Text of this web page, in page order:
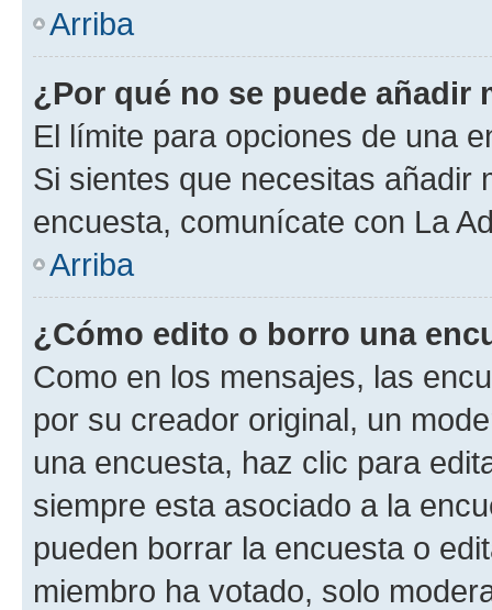
Arriba
¿Por qué no se puede añadir
El límite para opciones de una
Si sientes que necesitas añadir
encuesta, comunícate con La
Arriba
¿Cómo edito o borro una
Como en los mensajes, las
por su creador original, un
una encuesta, haz clic para
siempre esta asociado a la
pueden borrar la encuesta o
miembro ha votado, solo